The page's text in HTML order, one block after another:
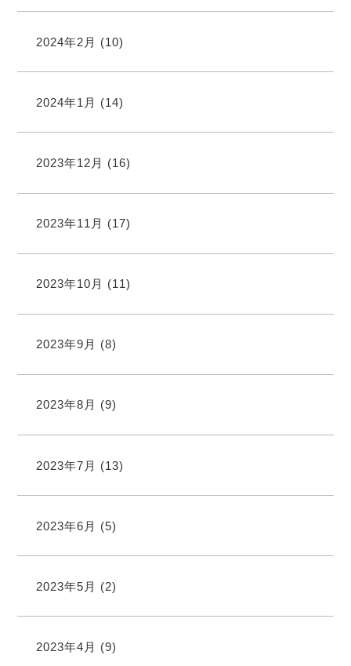
2024年2月 (10)
2024年1月 (14)
2023年12月 (16)
2023年11月 (17)
2023年10月 (11)
2023年9月 (8)
2023年8月 (9)
2023年7月 (13)
2023年6月 (5)
2023年5月 (2)
2023年4月 (9)